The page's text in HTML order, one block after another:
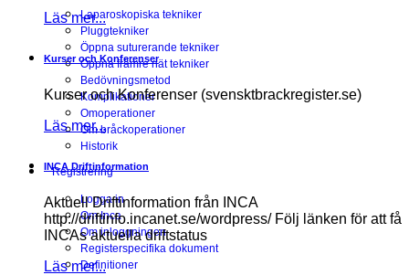
Laparoskopiska tekniker
Pluggtekniker
Öppna suturerande tekniker
Öppna främre nät tekniker
Bedövningsmetod
Komplikationer
Omoperationer
Om bråckoperationer
Historik
Registrering
Logga in
Om Inca
Om inloggningen
Registerspecifika dokument
Definitioner
Läs mer...
Kurser och Konferenser
Kurser och Konferenser (svensktbrackregister.se)
Läs mer...
INCA Driftinformation
Aktuell Driftinformation från INCA
http://driftinfo.incanet.se/wordpress/ Följ länken för att få
INCAs aktuella driftstatus
Läs mer...